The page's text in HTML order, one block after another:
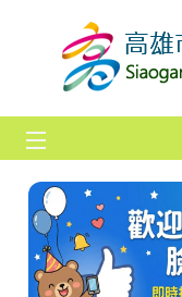
跳到主要內容區塊